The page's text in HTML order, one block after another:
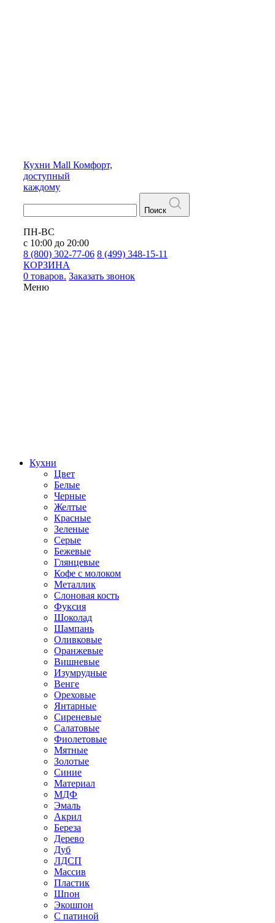
Кухни Mall Комфорт,
доступный
каждому
Поиск
ПН-ВС
с 10:00 до 20:00
8 (800) 302-77-06 8 (499) 348-15-11
КОРЗИНА
0 товаров. Заказать звонок
Меню
Кухни
Цвет
Белые
Черные
Желтые
Красные
Зеленые
Серые
Бежевые
Глянцевые
Кофе с молоком
Металлик
Слоновая кость
Фуксия
Шоколад
Шампань
Оливковые
Оранжевые
Вишневые
Изумрудные
Венге
Ореховые
Янтарные
Сиреневые
Салатовые
Фиолетовые
Мятные
Золотые
Синие
Материал
МДФ
Эмаль
Акрил
Береза
Дерево
Дуб
ЛДСП
Массив
Пластик
Шпон
Экошпон
С патиной